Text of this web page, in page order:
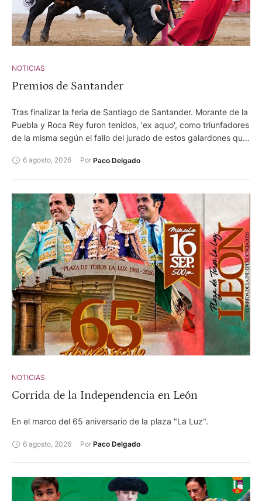
NOTICIAS
Premios de Santander
Tras finalizar la feria de Santiago de Santander. Morante de la
Puebla y Roca Rey furon tenidos, 'ex aquo', como triunfadores
de la misma según el fallo del jurado de estos galardones que
6 agosto, 2026 Por Paco Delgado
NOTICIAS
Corrida de la Independencia en León
En el marco del 65 aniversario de la plaza "La Luz".
6 agosto, 2026 Por Paco Delgado